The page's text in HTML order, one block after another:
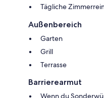
Tägliche
Außenbereich
Garten
Grill
Terrasse
Barrierearmut
Wenn du